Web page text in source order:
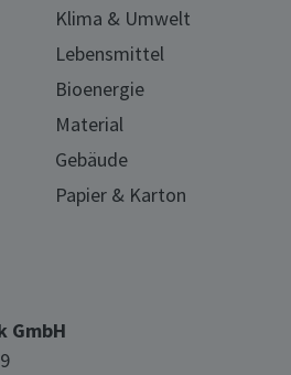
Klima & Umwelt
Lebensmittel
Bioenergie
Material
Gebäude
Papier & Karton
GmbH